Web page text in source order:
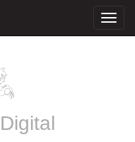
Digital